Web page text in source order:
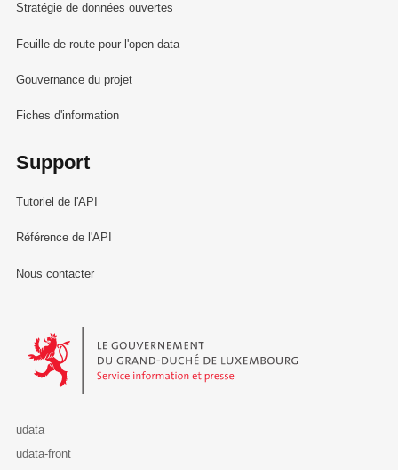
Stratégie de données ouvertes
Feuille de route pour l'open data
Gouvernance du projet
Fiches d'information
Support
Tutoriel de l'API
Référence de l'API
Nous contacter
Le Gouvernement du Grand-Duché de Luxembourg - Service
udata
udata-front